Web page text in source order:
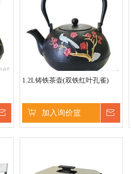
1.2L铸铁茶壶(双铁红叶孔雀)
加入询价篮